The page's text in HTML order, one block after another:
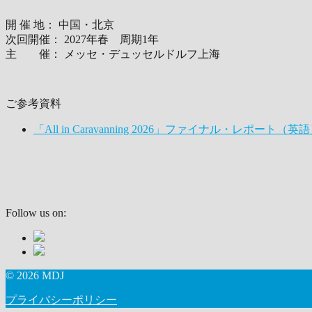
開 催 地： 中国・北京
次回開催： 2027年春 周期1年
主 催： メッセ・デュッセルドルフ上海
ご参考資料
「All in Caravanning 2026」ファイナル・レポート（英
Follow us on:
© 2026 MDJ
プライバシーポリシー